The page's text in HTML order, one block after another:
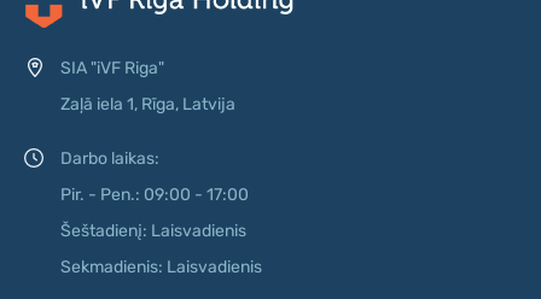
SIA "iVF Riga"
Zaļā iela 1, Rīga, Latvija
Darbo laikas:
Pir. - Pen.: 09:00 - 17:00
Šeštadienį: Laisvadienis
Sekmadienis: Laisvadienis